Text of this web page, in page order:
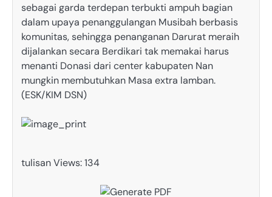
sebagai garda terdepan terbukti ampuh bagian
dalam upaya penanggulangan Musibah berbasis
komunitas, sehingga penanganan Darurat meraih
dijalankan secara Berdikari tak memakai harus
menanti Donasi dari center kabupaten Nan
mungkin membutuhkan Masa extra lamban.
(ESK/KIM DSN)
tulisan Views:134